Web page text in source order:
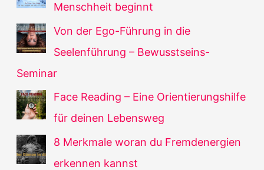
Menschheit beginnt
Von der Ego-Führung in die
Seelenführung – Bewusstseins-
Seminar
Face Reading – Eine Orientierungshilfe
für deinen Lebensweg
8 Merkmale woran du Fremdenergien
erkennen kannst